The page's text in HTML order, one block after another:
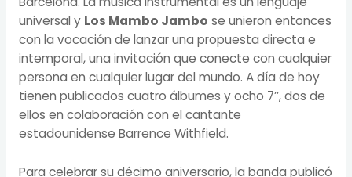
universal y Los Mambo Jambo se unieron entonces
con la vocación de lanzar una propuesta directa e
intemporal, una invitación que conecte con cualquier
persona en cualquier lugar del mundo. A día de hoy
tienen publicados cuatro álbumes y ocho 7’’, dos de
ellos en colaboración con el cantante
estadounidense Barrence Withfield.
Para celebrar su décimo aniversario, la banda publicó